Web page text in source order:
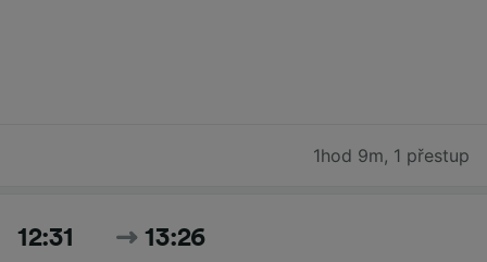
1hod 9m, 1 přestup
12:31 13:26